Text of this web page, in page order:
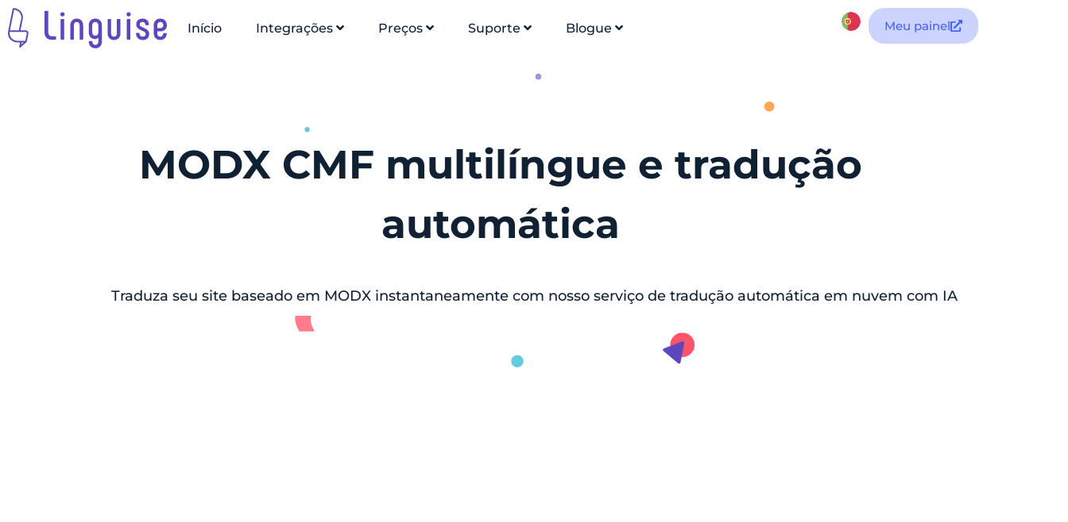
Início Integrações Preços Suporte Blogue Meu painel
MODX CMF multilíngue e tradução
automática
Traduza seu site baseado em MODX instantaneamente com nosso serviço de tradução automática em nuvem com IA